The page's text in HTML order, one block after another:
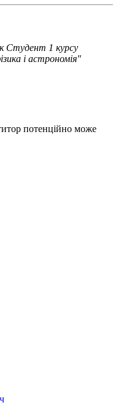
Студент 1 курсу
і астрономія"
потенційно може